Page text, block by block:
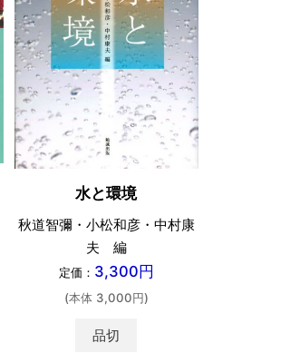
水と環境
秋道智彌・小松和彦・中村康
夫 編
定価： 3,300円
(本体 3,000円)
品切